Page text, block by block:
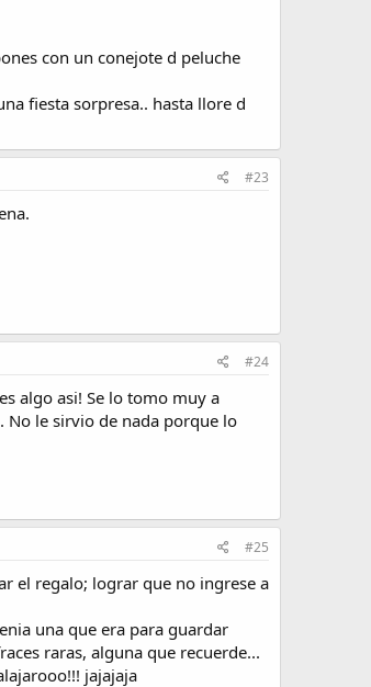
con un conejote d peluche
fiesta sorpresa.. hasta llore d
#23
#24
algo asi! Se lo tomo muy a
No le sirvio de nada porque lo
#25
el regalo; lograr que no ingrese a
una que era para guardar
raras, alguna que recuerde...
jajajaja